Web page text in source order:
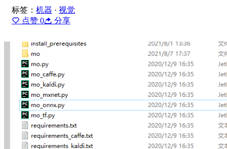
标签： 机器 · 视觉
点赞 0 分享